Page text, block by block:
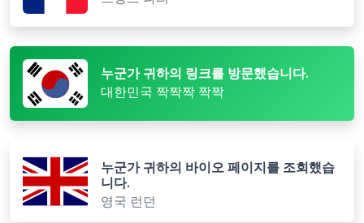
대한민국 짝짝짝 짝짝
니다.
영국 런던